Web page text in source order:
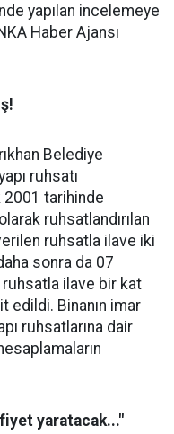
yapılan incelemeye
Haber Ajansı
Belediye
ruhsatı
2001 tarihinde
ruhsatlandırılan
ruhsatla ilave iki
sonra da 07
ilave bir kat
edildi. Binanın imar
ruhsatlarına dair
yaratacak..."